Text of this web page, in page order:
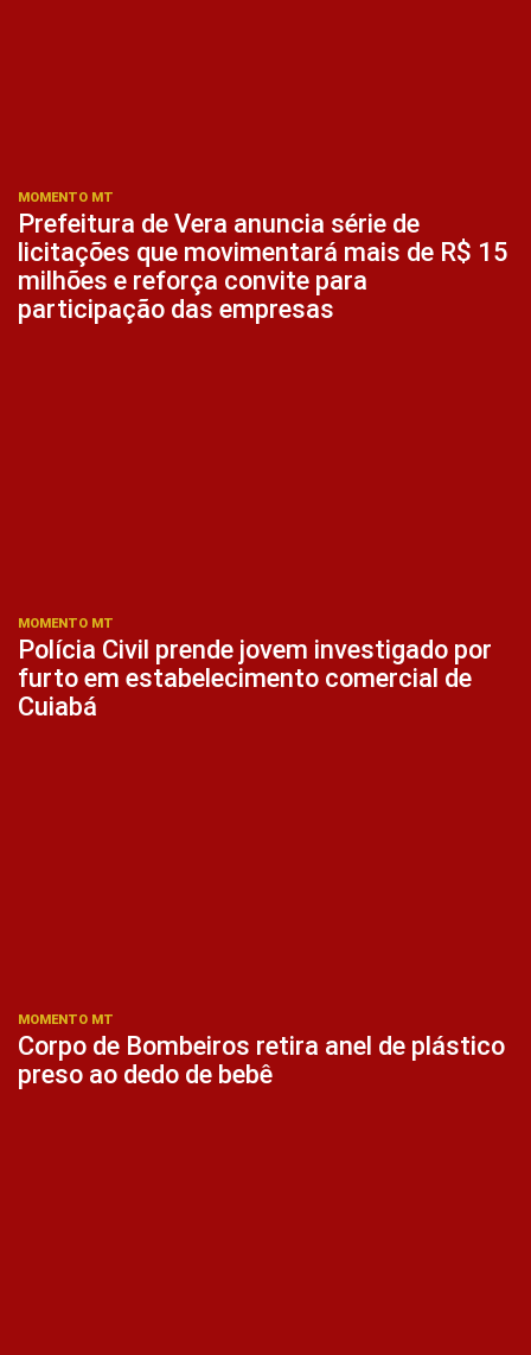
MOMENTO MT
Prefeitura de Vera anuncia série de
licitações que movimentará mais de R$ 15
milhões e reforça convite para
participação das empresas
MOMENTO MT
Polícia Civil prende jovem investigado por
furto em estabelecimento comercial de
Cuiabá
MOMENTO MT
Corpo de Bombeiros retira anel de plástico
preso ao dedo de bebê